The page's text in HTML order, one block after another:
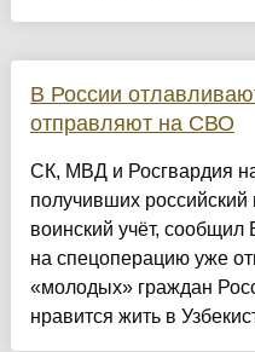
В России
отправляют на СВО
СК, МВД и Росгвардия
получивших
воинский учёт,
на спецоперацию уже
«молодых» граждан
нравится жить в